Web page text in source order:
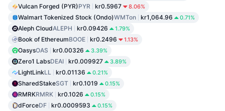
Vulcan Forged (PYR)PYR kr0.5967 8.06%
Walmart Tokenized Stock (Ondo)WMTon kr1,064.96 0.71%
Aleph CloudALEPH kr0.09426 1.79%
Book of EthereumBOOE kr0.2496 1.13%
OasysOAS kr0.00326 3.39%
Zero1 LabsDEAI kr0.009927 3.89%
LightLinkLL kr0.01136 0.21%
SharedStakeSGT kr0.1019 0.15%
RMRKRMRK kr0.1026 0.15%
dForceDF kr0.0009593 0.15%